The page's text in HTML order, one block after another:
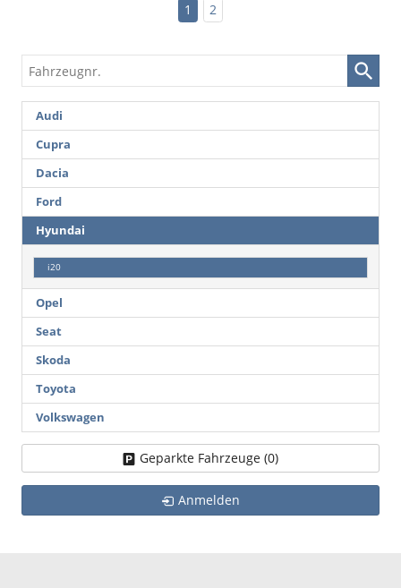
1
2
Fahrzeugnr.
Audi
Cupra
Dacia
Ford
Hyundai
i20
Opel
Seat
Skoda
Toyota
Volkswagen
Geparkte Fahrzeuge (0)
Anmelden